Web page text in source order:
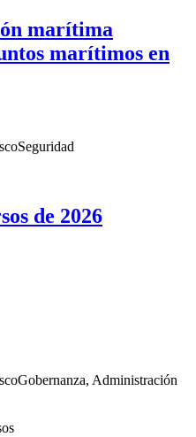
marítima
marítimos en
Seguridad
de 2026
Gobernanza, Administración